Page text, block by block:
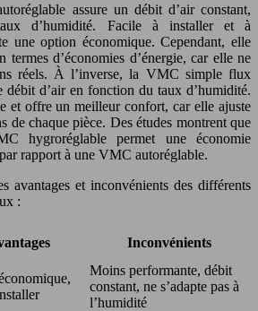
assure un débit d’air constant,
d’humidité. Facile à installer et à
une option économique. Cependant, elle
termes d’économies d’énergie, car elle ne
réels. À l’inverse, la VMC simple flux
débit d’air en fonction du taux d’humidité.
et offre un meilleur confort, car elle ajuste
de chaque pièce. Des études montrent que
hygroréglable permet une économie
rapport à une VMC autoréglable.
avantages et inconvénients des différents
:
Inconvénients
Moins performante, débit
constant, ne s’adapte pas à
l’humidité